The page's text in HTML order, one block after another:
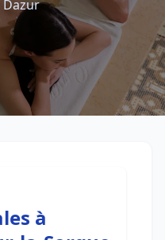
Dazur
à